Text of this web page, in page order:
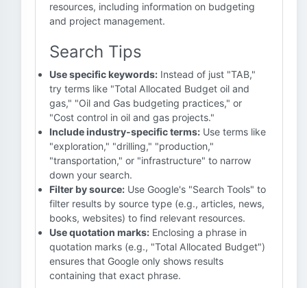
resources, including information on budgeting
and project management.
Search Tips
Use specific keywords: Instead of just "TAB,"
try terms like "Total Allocated Budget oil and
gas," "Oil and Gas budgeting practices," or
"Cost control in oil and gas projects."
Include industry-specific terms: Use terms like
"exploration," "drilling," "production,"
"transportation," or "infrastructure" to narrow
down your search.
Filter by source: Use Google's "Search Tools" to
filter results by source type (e.g., articles, news,
books, websites) to find relevant resources.
Use quotation marks: Enclosing a phrase in
quotation marks (e.g., "Total Allocated Budget")
ensures that Google only shows results
containing that exact phrase.